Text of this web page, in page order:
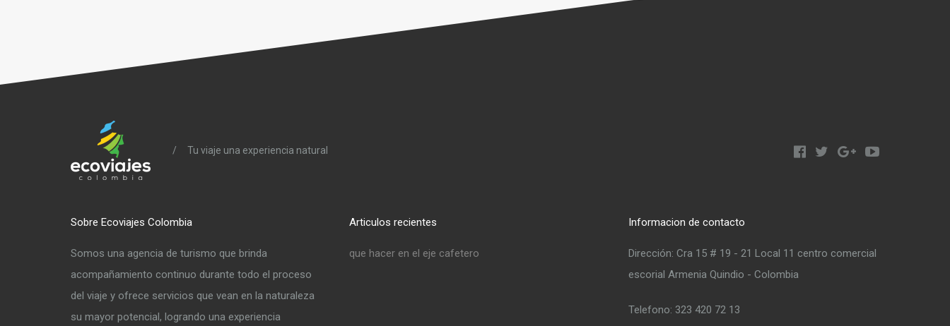
/ Tu viaje una experiencia natural
Sobre Ecoviajes Colombia
Somos una agencia de turismo que brinda
acompañamiento continuo durante todo el proceso
del viaje y ofrece servicios que vean en la naturaleza
su mayor potencial, logrando una experiencia
Articulos recientes
que hacer en el eje cafetero
Informacion de contacto
Dirección: Cra 15 # 19 - 21 Local 11 centro comercial
escorial Armenia Quindio - Colombia
Telefono: 323 420 72 13